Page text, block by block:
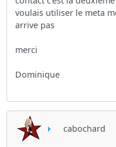
voulais utiliser le meta
arrive pas
merci
Dominique
cabochard